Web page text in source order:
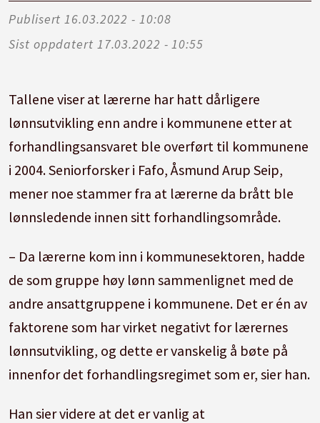
Publisert
16.03.2022 - 10:08
Sist oppdatert
17.03.2022 - 10:55
Tallene viser at lærerne har hatt dårligere
lønnsutvikling enn andre i kommunene etter at
forhandlingsansvaret ble overført til kommunene
i 2004. Seniorforsker i Fafo, Åsmund Arup Seip,
mener noe stammer fra at lærerne da brått ble
lønnsledende innen sitt forhandlingsområde.
– Da lærerne kom inn i kommunesektoren, hadde
de som gruppe høy lønn sammenlignet med de
andre ansattgruppene i kommunene. Det er én av
faktorene som har virket negativt for lærernes
lønnsutvikling, og dette er vanskelig å bøte på
innenfor det forhandlingsregimet som er, sier han.
Han sier videre at det er vanlig at